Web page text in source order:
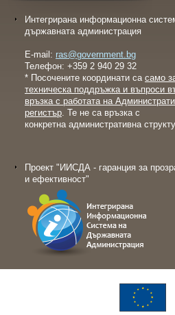
Интегрирана информационна
държавната администрация
E-mail: ras@government.bg
Телефон: +359 2 940 29 32
* Посочените координати са само
техническа поддръжка и въпроси
връзка с работата на
регистър. Те не са връзка с
конкретна административна
Проект "ИИСДА - гаранция за
и ефективност"